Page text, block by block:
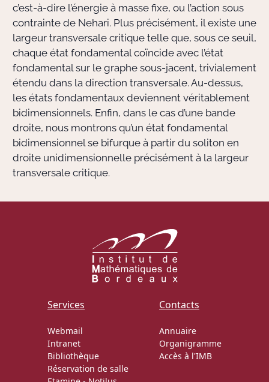
c’est-à-dire l’énergie à masse fixe, ou l’action sous
contrainte de Nehari. Plus précisément, il existe une
largeur transversale critique telle que, sous ce seuil,
chaque état fondamental coïncide avec l’état
fondamental sur le graphe sous-jacent, trivialement
étendu dans la direction transversale. Au-dessus,
les états fondamentaux deviennent véritablement
bidimensionnels. Enfin, dans le cas d’une bande
droite, nous montrons qu’un état fondamental
bidimensionnel se bifurque à partir du soliton en
droite unidimensionnelle précisément à la largeur
transversale critique.
Services
Webmail
Intranet
Bibliothèque
Réservation de salle
Contacts
Annuaire
Organigramme
Accès à l'IMB